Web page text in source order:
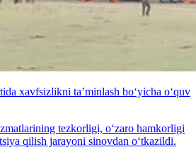
xavfsizlikni ta’minlash bo‘yicha o‘quv
tezkorligi, o‘zaro hamkorligi
qilish jarayoni sinovdan o‘tkazildi.